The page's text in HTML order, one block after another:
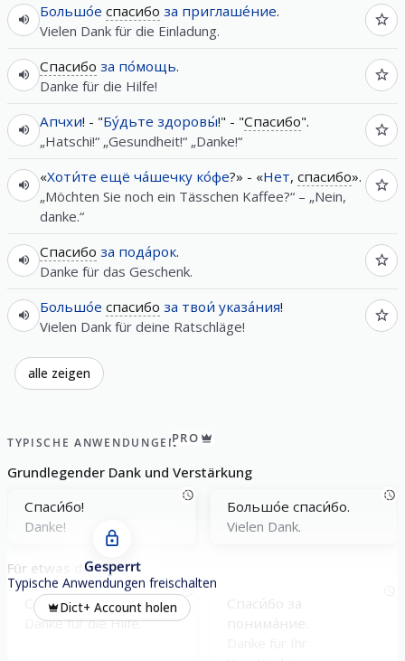
Большо́е спасибо за приглаше́ние.
Vielen Dank für die Einladung.
Спасибо за по́мощь.
Danke für die Hilfe!
Апчхи! - "Бу́дьте здоровы́!" - "Спасибо".
„Hatschi!“ „Gesundheit!“ „Danke!“
«Хоти́те ещё ча́шечку ко́фе?» - «Нет, спасибо».
„Möchten Sie noch ein Tässchen Kaffee?“ – „Nein,
danke.“
Спасибо за пода́рок.
Danke für das Geschenk.
Большо́е спасибо за твои́ указа́ния!
Vielen Dank für deine Ratschläge!
alle zeigen
TYPISCHE ANWENDUNGENPRO
Grundlegender Dank und Verstärkung
Спаси́бо!
Danke!
Большо́е спаси́бо.
Vielen Dank.
Für etwas danken
Спаси́бо за по́мощь.
Danke für die Hilfe.
Gesperrt
Typische Anwendungen freischalten
Dict+ Account holen